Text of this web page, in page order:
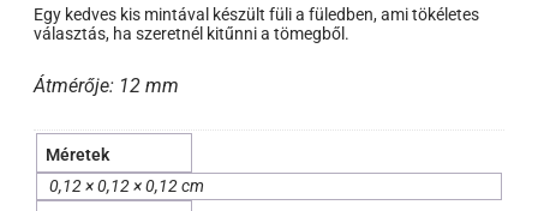
Egy kedves kis mintával készült füli a füledben, ami tökéletes
választás, ha szeretnél kitűnni a tömegből.
Átmérője: 12 mm
Méretek
0,12 × 0,12 × 0,12 cm